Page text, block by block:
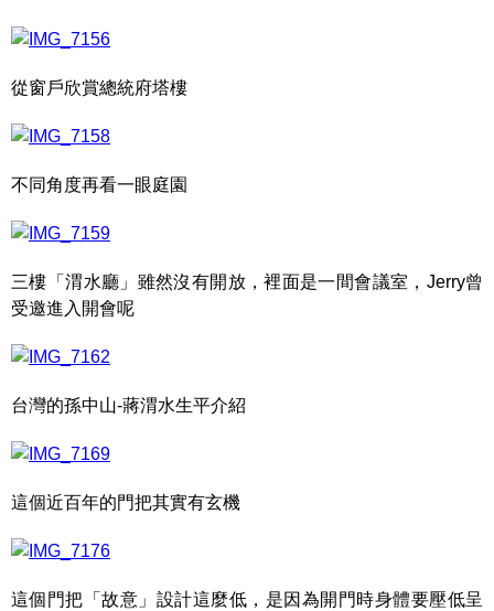
從窗戶欣賞總統府塔樓
不同角度再看一眼庭園
三樓「渭水廳」雖然沒有開放，裡面是一間會議室，Jerry曾
受邀進入開會呢
台灣的孫中山-蔣渭水生平介紹
這個近百年的門把其實有玄機
這個門把「故意」設計這麼低，是因為開門時身體要壓低呈